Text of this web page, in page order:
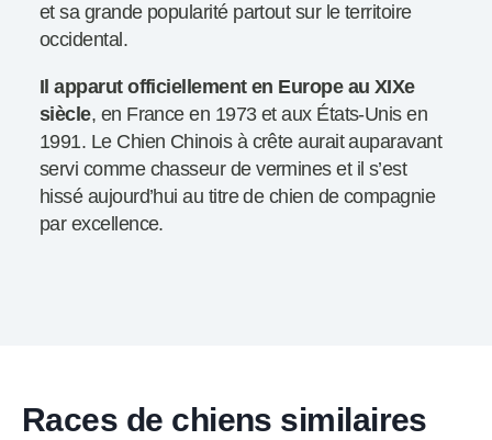
et sa grande popularité partout sur le territoire
occidental.
Il apparut officiellement en Europe au XIXe
siècle, en France en 1973 et aux États-Unis en
1991. Le Chien Chinois à crête aurait auparavant
servi comme chasseur de vermines et il s’est
hissé aujourd’hui au titre de chien de compagnie
par excellence.
Races de chiens similaires